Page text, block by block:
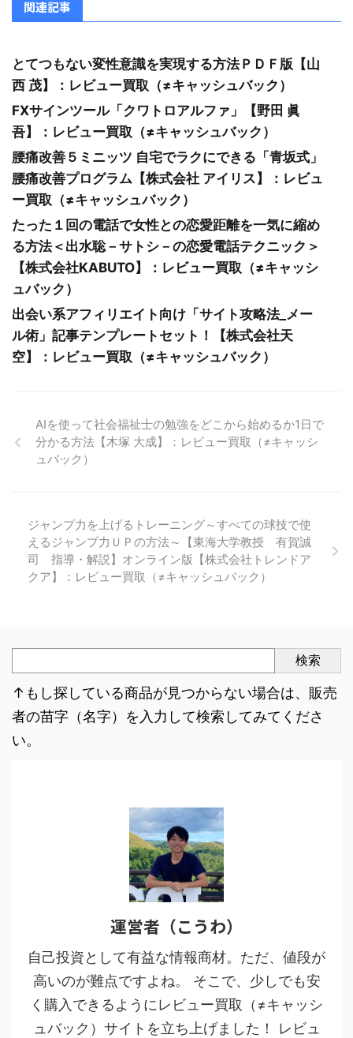
関連記事
とてつもない変性意識を実現する方法ＰＤＦ版【山
西 茂】：レビュー買取（≠キャッシュバック）
FXサインツール「クワトロアルファ」【野田 眞
吾】：レビュー買取（≠キャッシュバック）
腰痛改善５ミニッツ 自宅でラクにできる「青坂式」
腰痛改善プログラム【株式会社 アイリス】：レビュ
ー買取（≠キャッシュバック）
たった１回の電話で女性との恋愛距離を一気に縮め
る方法＜出水聡－サトシ－の恋愛電話テクニック＞
【株式会社KABUTO】：レビュー買取（≠キャッシ
ュバック）
出会い系アフィリエイト向け「サイト攻略法_メー
ル術」記事テンプレートセット！【株式会社天
空】：レビュー買取（≠キャッシュバック）
AIを使って社会福祉士の勉強をどこから始めるか1日で
分かる方法【木塚 大成】：レビュー買取（≠キャッシ
ュバック）
ジャンプ力を上げるトレーニング～すべての球技で使
えるジャンプ力ＵＰの方法～【東海大学教授 有賀誠
司 指導・解説】オンライン版【株式会社トレンドア
クア】：レビュー買取（≠キャッシュバック）
検索
↑もし探している商品が見つからない場合は、販売
者の苗字（名字）を入力して検索してみてくださ
い。
運営者（こうわ）
自己投資として有益な情報商材。ただ、値段が
高いのが難点ですよね。 そこで、少しでも安
く購入できるようにレビュー買取（≠キャッシ
ュバック）サイトを立ち上げました！ レビュ